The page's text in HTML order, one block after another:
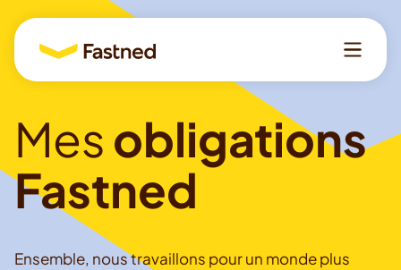
EN FR NL
Se connecter
Mesobligations
Fastned
Ensemble, nous travaillons pour un monde plus